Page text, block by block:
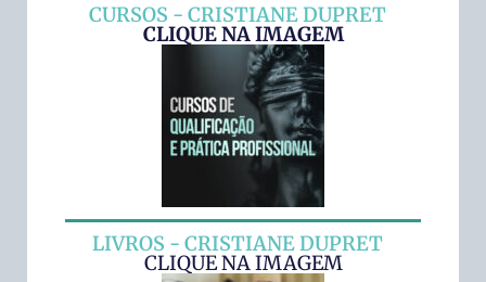
CURSOS - CRISTIANE DUPRET
CLIQUE NA IMAGEM
LIVROS - CRISTIANE DUPRET
CLIQUE NA IMAGEM